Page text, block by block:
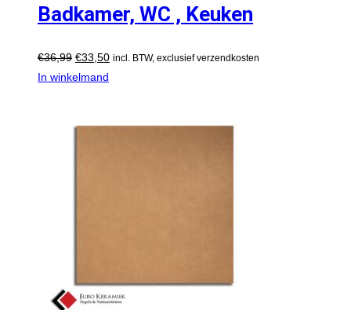
Badkamer, WC , Keuken
€36,99 €33,50 incl. BTW, exclusief verzendkosten
In winkelmand